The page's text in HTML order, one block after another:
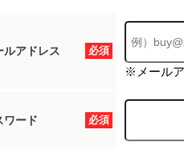
必須
ルアドレス
※メール
必須
ワード